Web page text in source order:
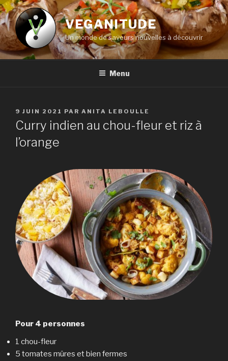
Aller
au
contenu
principal
VEGANITUDE
Un monde de saveurs nouvelles à découvrir
Menu
PUBLIÉ
LE
9 JUIN 2021 PAR ANITA LEBOULLE
Curry indien au chou-fleur et riz à
l’orange
Pour 4 personnes
1 chou-fleur
5 tomates mûres et bien fermes